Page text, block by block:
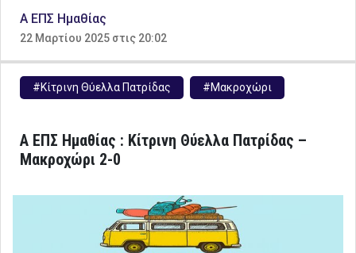
Α ΕΠΣ Ημαθίας
22 Μαρτίου 2025 στις 20:02
#Κίτρινη Θύελλα Πατρίδας #Μακροχώρι
Α ΕΠΣ Ημαθίας : Κίτρινη Θύελλα Πατρίδας –
Μακροχώρι 2-0